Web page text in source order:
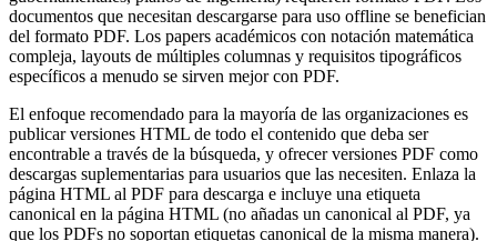
documentos que necesitan descargarse para uso offline se benefician
del formato PDF. Los papers académicos con notación matemática
compleja, layouts de múltiples columnas y requisitos tipográficos
específicos a menudo se sirven mejor con PDF.
El enfoque recomendado para la mayoría de las organizaciones es
publicar versiones HTML de todo el contenido que deba ser
encontrable a través de la búsqueda, y ofrecer versiones PDF como
descargas suplementarias para usuarios que las necesiten. Enlaza la
página HTML al PDF para descarga e incluye una etiqueta
canonical en la página HTML (no añadas un canonical al PDF, ya
que los PDFs no soportan etiquetas canonical de la misma manera).